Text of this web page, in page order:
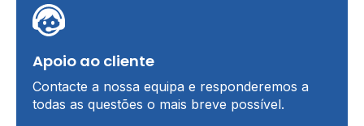
Apoio ao cliente
Contacte a nossa equipa e responderemos a
todas as questões o mais breve possível.